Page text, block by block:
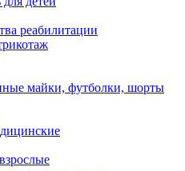
реабилитации
майки, футболки, шорты